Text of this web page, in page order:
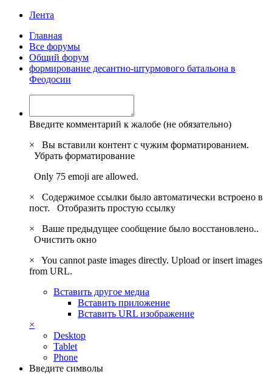
Лента
Главная
Все форумы
Общий форум
формирование десантно-штурмового батальона в
Феодосии
Введите комментарий к жалобе (не обязательно)
×
Вы вставили контент с чужим форматированием.
Убрать форматирование
Only 75 emoji are allowed.
×
Содержимое ссылки было автоматически встроено в
пост. Отобразить простую ссылку
×
Ваше предыдущее сообщение было восстановлено..
Очистить окно
×
You cannot paste images directly. Upload or insert images
from URL.
Вставить другое медиа
Вставить приложение
Вставить URL изображение
×
Desktop
Tablet
Phone
Введите символы